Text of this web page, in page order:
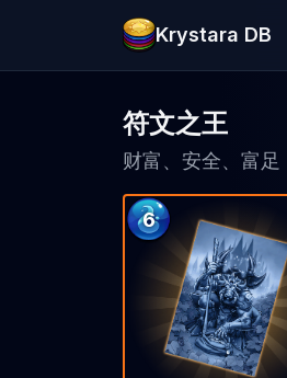
Krystara DB
符文之王
财富、安全、富足
6